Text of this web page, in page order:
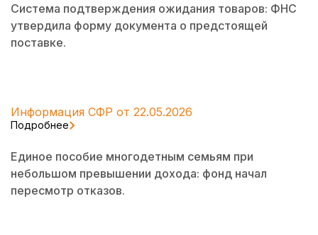
Система подтверждения ожидания товаров: ФНС
утвердила форму документа о предстоящей
поставке.
Информация СФР от 22.05.2026
Подробнее
Единое пособие многодетным семьям при
небольшом превышении дохода: фонд начал
пересмотр отказов.